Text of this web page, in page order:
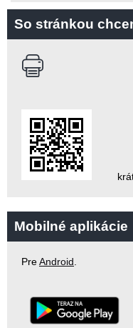
So stránkou
Mobilné aplikácie
PreAndroid.